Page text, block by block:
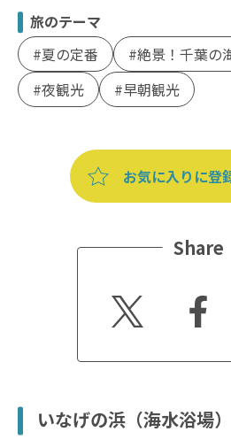
旅のテーマ
夏の定番
絶景！千葉の
夜観光
早朝観光
お気に入りに登
Share
Twitt
er
Faceb
ook
いなげの浜（海水浴場）